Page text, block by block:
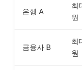
은행 A
최
원
금융사 B
최
원